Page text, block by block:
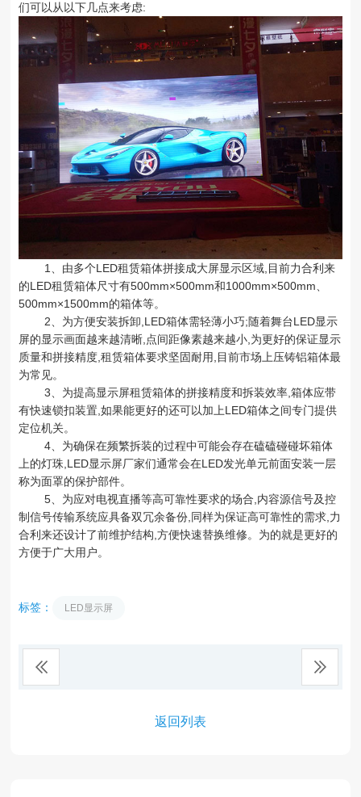
们可以从以下几点来考虑:
1、由多个LED租赁箱体拼接成大屏显示区域,目前力合利来
的LED租赁箱体尺寸有500mm×500mm和1000mm×500mm、
500mm×1500mm的箱体等。
2、为方便安装拆卸,LED箱体需轻薄小巧;随着舞台LED显示
屏的显示画面越来越清晰,点间距像素越来越小,为更好的保证显示
质量和拼接精度,租赁箱体要求坚固耐用,目前市场上压铸铝箱体最
为常见。
3、为提高显示屏租赁箱体的拼接精度和拆装效率,箱体应带
有快速锁扣装置,如果能更好的还可以加上LED箱体之间专门提供
定位机关。
4、为确保在频繁拆装的过程中可能会存在磕磕碰碰坏箱体
上的灯珠,LED显示屏厂家们通常会在LED发光单元前面安装一层
称为面罩的保护部件。
5、为应对电视直播等高可靠性要求的场合,内容源信号及控
制信号传输系统应具备双冗余备份,同样为保证高可靠性的需求,力
合利来还设计了前维护结构,方便快速替换维修。为的就是更好的
方便于广大用户。
标签： LED显示屏
返回列表